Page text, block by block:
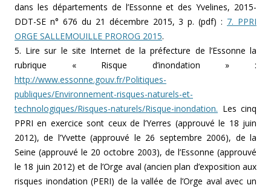
dans les départements de l’Essonne et des Yvelines, 2015-
DDT-SE n° 676 du 21 décembre 2015, 3 p. (pdf) : 7. PPRI
ORGE SALLEMOUILLE PROROG 2015.
5. Lire sur le site Internet de la préfecture de l’Essonne la
rubrique « Risque d’inondation » :
http://www.essonne.gouv.fr/Politiques-
publiques/Environnement-risques-naturels-et-
technologiques/Risques-naturels/Risque-inondation. Les cinq
PPRI en exercice sont ceux de l’Yerres (approuvé le 18 juin
2012), de l’Yvette (approuvé le 26 septembre 2006), de la
Seine (approuvé le 20 octobre 2003), de l’Essonne (approuvé
le 18 juin 2012) et de l’Orge aval (ancien plan d’exposition aux
risques inondation (PERI) de la vallée de l’Orge aval avec un